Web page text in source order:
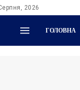
2026
ГОЛОВНА